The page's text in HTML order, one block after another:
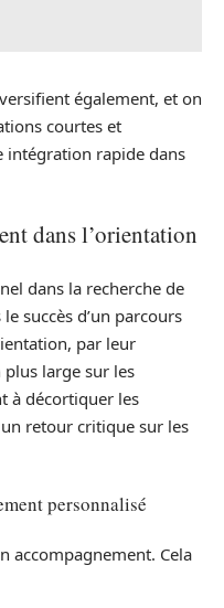
également, et on
courtes et
intégration rapide dans
dans l’orientation
dans la recherche de
succès d’un parcours
par leur
large sur les
à décortiquer les
retour critique sur les
personnalisé
accompagnement. Cela